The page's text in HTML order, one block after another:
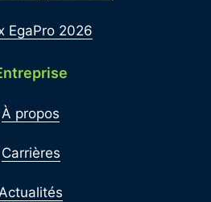
EgaPro 2026
À propos
Carrières
Actualités